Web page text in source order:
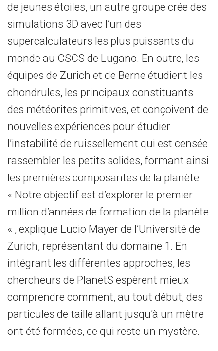
de jeunes étoiles, un autre groupe crée des
simulations 3D avec l’un des
supercalculateurs les plus puissants du
monde au CSCS de Lugano. En outre, les
équipes de Zurich et de Berne étudient les
chondrules, les principaux constituants
des météorites primitives, et conçoivent de
nouvelles expériences pour étudier
l’instabilité de ruissellement qui est censée
rassembler les petits solides, formant ainsi
les premières composantes de la planète.
« Notre objectif est d’explorer le premier
million d’années de formation de la planète
« , explique Lucio Mayer de l’Université de
Zurich, représentant du domaine 1. En
intégrant les différentes approches, les
chercheurs de PlanetS espèrent mieux
comprendre comment, au tout début, des
particules de taille allant jusqu’à un mètre
ont été formées, ce qui reste un mystère.